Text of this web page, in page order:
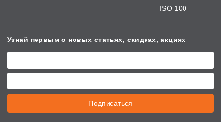
ISO 100
Узнай первым о новых статьях, скидках, акциях
Подписаться